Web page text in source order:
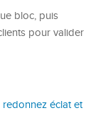
bloc, puis
pour valider
éclat et